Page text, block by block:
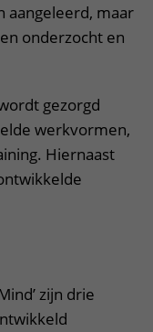
aangeleerd, maar
onderzocht en
gezorgd
werkvormen,
Hiernaast
zijn drie